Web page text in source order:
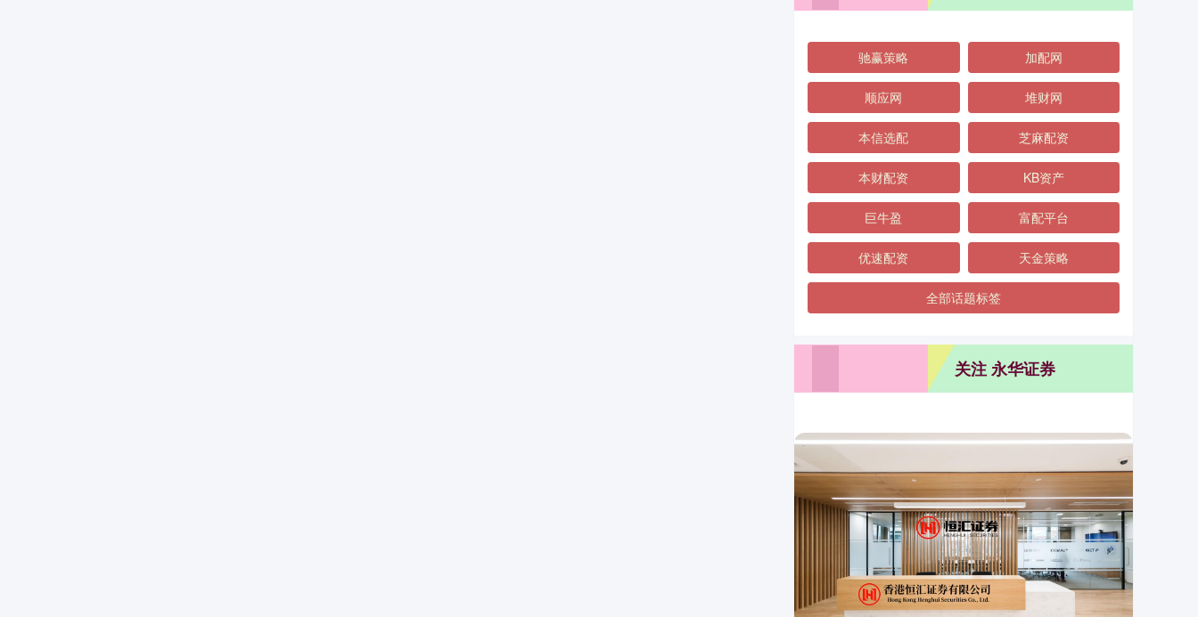
驰赢策略 加配网
顺应网 堆财网
本信选配 芝麻配资
本财配资 KB资产
巨牛盈 富配平台
优速配资 天金策略
全部话题标签
关注 永华证券